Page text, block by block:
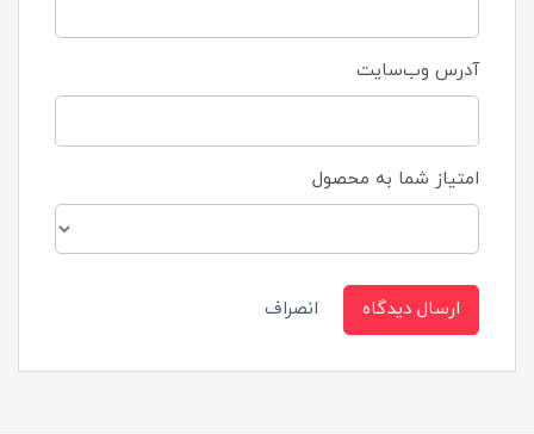
آدرس وب‌سایت
امتیاز شما به محصول
ارسال دیدگاه انصراف